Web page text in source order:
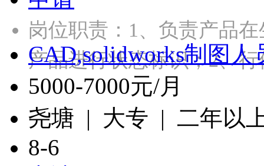
岗位职责：1、负责产品
产品进行状态标识；2、
CAD,solidworks制图人
5000-7000元/月
尧塘 | 大专 | 二年以
8-6